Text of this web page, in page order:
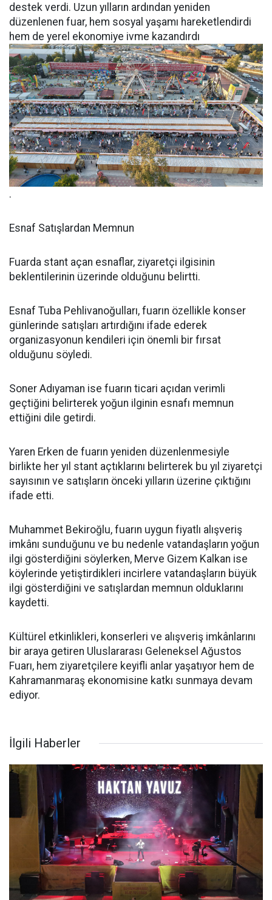
destek verdi. Uzun yılların ardından yeniden
düzenlenen fuar, hem sosyal yaşamı hareketlendirdi
hem de yerel ekonomiye ivme kazandırdı
.
Esnaf Satışlardan Memnun
Fuarda stant açan esnaflar, ziyaretçi ilgisinin
beklentilerinin üzerinde olduğunu belirtti.
Esnaf Tuba Pehlivanoğulları, fuarın özellikle konser
günlerinde satışları artırdığını ifade ederek
organizasyonun kendileri için önemli bir fırsat
olduğunu söyledi.
Soner Adıyaman ise fuarın ticari açıdan verimli
geçtiğini belirterek yoğun ilginin esnafı memnun
ettiğini dile getirdi.
Yaren Erken de fuarın yeniden düzenlenmesiyle
birlikte her yıl stant açtıklarını belirterek bu yıl ziyaretçi
sayısının ve satışların önceki yılların üzerine çıktığını
ifade etti.
Muhammet Bekiroğlu, fuarın uygun fiyatlı alışveriş
imkânı sunduğunu ve bu nedenle vatandaşların yoğun
ilgi gösterdiğini söylerken, Merve Gizem Kalkan ise
köylerinde yetiştirdikleri incirlere vatandaşların büyük
ilgi gösterdiğini ve satışlardan memnun olduklarını
kaydetti.
Kültürel etkinlikleri, konserleri ve alışveriş imkânlarını
bir araya getiren Uluslararası Geleneksel Ağustos
Fuarı, hem ziyaretçilere keyifli anlar yaşatıyor hem de
Kahramanmaraş ekonomisine katkı sunmaya devam
ediyor.
İlgili Haberler